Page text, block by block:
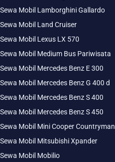
Sewa Mobil Lamborghini Gallardo
Sewa Mobil Land Cruiser
Sewa Mobil Lexus LX 570
Sewa Mobil Medium Bus Pariwisata
Sewa Mobil Mercedes Benz E 300
Sewa Mobil Mercedes Benz G 400 d
Sewa Mobil Mercedes Benz S 400
Sewa Mobil Mercedes Benz S 450
Sewa Mobil Mini Cooper Countryman
Sewa Mobil Mitsubishi Xpander
Sewa Mobil Mobilio